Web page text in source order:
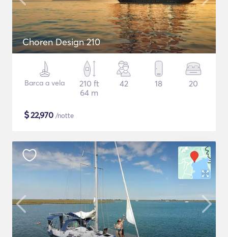
Choren Design 210
Barca a vela
210 ft
64 m
42 18 20
$22,970 /notte